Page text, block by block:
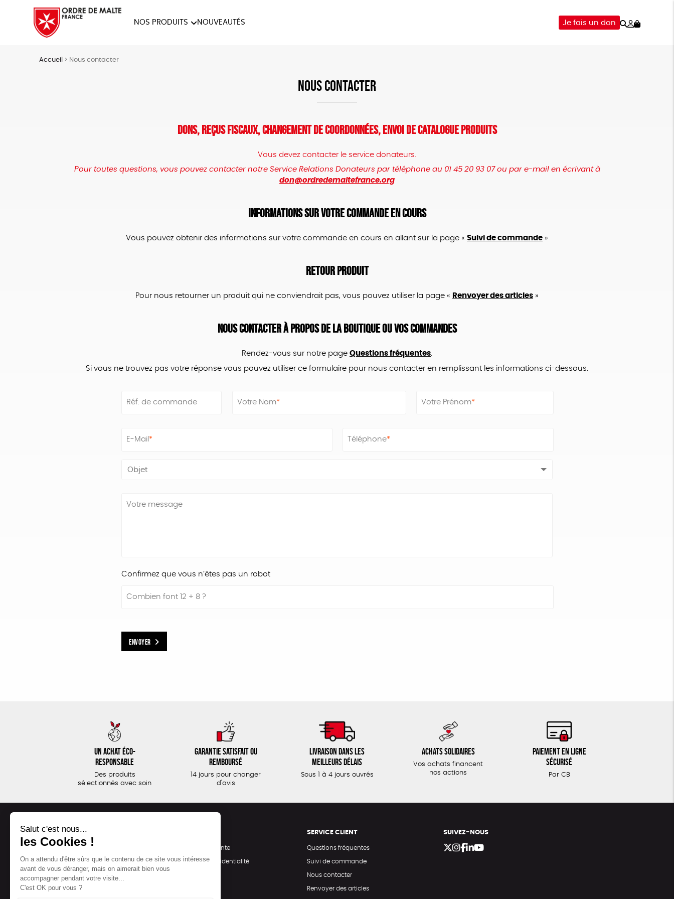
NOS PRODUITS NOUVEAUTÉS Je fais un don Rechercher
Mon
Accueil > Nous contacter
NOUS CONTACTER
Dons, reçus fiscaux, changement de coordonnées, envoi de catalogue produits
Vous devez contacter le service donateurs.
Pour toutes questions, vous pouvez contacter notre Service Relations Donateurs par téléphone au 01 45 20 93 07 ou par e-mail en écrivant à
don@ordredemaltefrance.org
Informations sur votre commande en cours
Vous pouvez obtenir des informations sur votre commande en cours en allant sur la page « Suivi de commande »
Retour produit
Pour nous retourner un produit qui ne conviendrait pas, vous pouvez utiliser la page « Renvoyer des articles »
Nous contacter à propos de la boutique ou vos commandes
Rendez-vous sur notre page Questions fréquentes.
Si vous ne trouvez pas votre réponse vous pouvez utiliser ce formulaire pour nous contacter en remplissant les informations ci-dessous.
Réf. de commande Votre Nom* Votre Prénom*
E-Mail * Téléphone*
Votre message
Confirmez que vous n’êtes pas un robot
Combien font 12 + 8 ?
ENVOYER
Un achat éco-
responsable
Des produits
sélectionnés avec soin
Garantie satisfait ou
remboursé
14 jours pour changer
d'avis
Livraison dans les
meilleurs délais
Sous 1 à 4 jours ouvrés
Achats solidaires
Vos achats financent
nos actions
Paiement en ligne
sécurisé
Par CB
NOS PRODUITS
Notre collection
Accessoires
Bien-être
Conditions de vente
Politique de confidentialité
SERVICE CLIENT
Questions fréquentes
Suivi de commande
Nous contacter
Renvoyer des articles
SUIVEZ-NOUS